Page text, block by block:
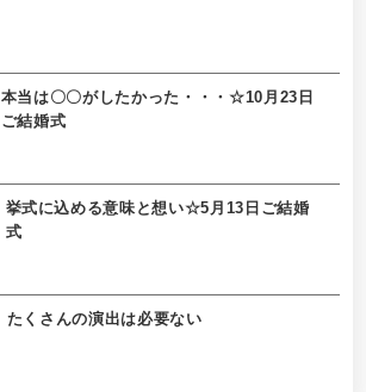
本当は〇〇がしたかった・・・☆10月23日
ご結婚式
挙式に込める意味と想い☆5月13日ご結婚
式
たくさんの演出は必要ない